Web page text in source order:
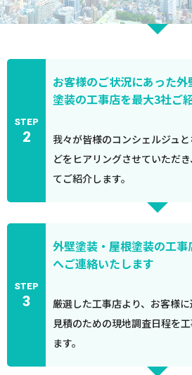
STEP
2
お客様のご状況にあった
塗装の工事店を最大3社ご
我々が皆様のコンシェルジュ
どをヒアリングさせていただ
てご紹介します。
STEP
3
外壁塗装・屋根塗装の工
へご連絡いたします
厳選した工事店より、お客様
見積のための現地調査日程を
ます。